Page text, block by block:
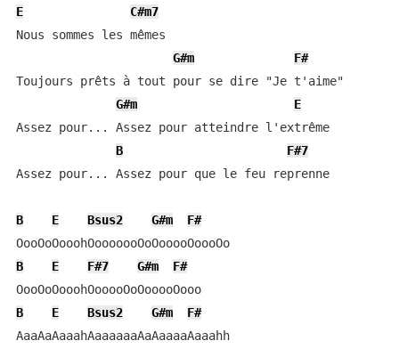
E
C#m7
Nous sommes les mêmes
G#m
F#
Toujours prêts à tout pour se dire "Je t'aime"
G#m
E
Assez pour... Assez pour atteindre l'extrême
B
F#7
Assez pour... Assez pour que le feu reprenne
B E Bsus2 G#m
F#
OooOoOooohOooooooOoOooooOoooOo
B
E F#7 G#m
F#
OooOoOooohOooooOoOooooOooo
B
E Bsus2 G#m
F#
AaaAaAaaahAaaaaaaAaAaaaaAaaahh